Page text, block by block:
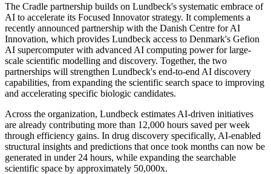
The Cradle partnership builds on Lundbeck's systematic embrace of
AI to accelerate its Focused Innovator strategy. It complements a
recently announced partnership with the Danish Centre for AI
Innovation, which provides Lundbeck access to Denmark's Gefion
AI supercomputer with advanced AI computing power for large-
scale scientific modelling and discovery. Together, the two
partnerships will strengthen Lundbeck's end-to-end AI discovery
capabilities, from expanding the scientific search space to improving
and accelerating specific biologic candidates.
Across the organization, Lundbeck estimates AI-driven initiatives
are already contributing more than 12,000 hours saved per week
through efficiency gains. In drug discovery specifically, AI-enabled
structural insights and predictions that once took months can now be
generated in under 24 hours, while expanding the searchable
scientific space by approximately 50,000x.